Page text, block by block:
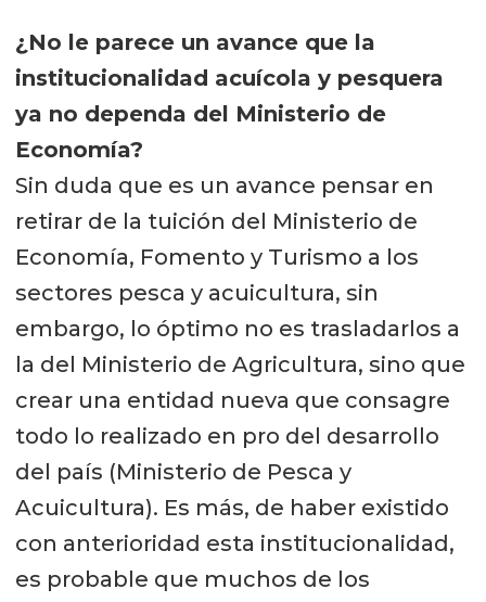
¿No le parece un avance que la
institucionalidad acuícola y pesquera
ya no dependa del Ministerio de
Economía?
Sin duda que es un avance pensar en
retirar de la tuición del Ministerio de
Economía, Fomento y Turismo a los
sectores pesca y acuicultura, sin
embargo, lo óptimo no es trasladarlos a
la del Ministerio de Agricultura, sino que
crear una entidad nueva que consagre
todo lo realizado en pro del desarrollo
del país (Ministerio de Pesca y
Acuicultura). Es más, de haber existido
con anterioridad esta institucionalidad,
es probable que muchos de los